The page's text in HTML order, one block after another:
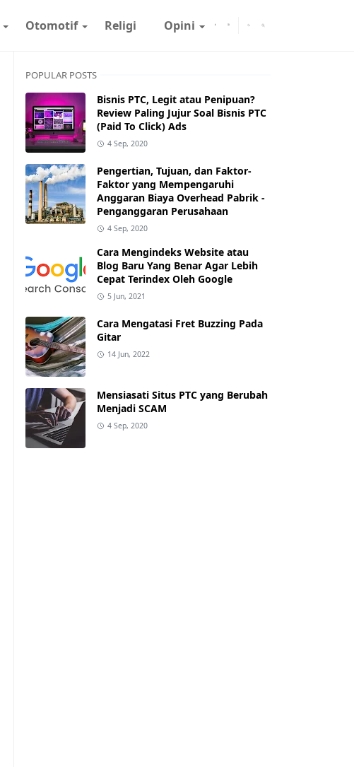
Otomotif Religi Opini
POPULAR POSTS
Bisnis PTC, Legit atau Penipuan?
Review Paling Jujur Soal Bisnis PTC
(Paid To Click) Ads
4 Sep, 2020
Pengertian, Tujuan, dan Faktor-
Faktor yang Mempengaruhi
Anggaran Biaya Overhead Pabrik -
Penganggaran Perusahaan
4 Sep, 2020
Cara Mengindeks Website atau
Blog Baru Yang Benar Agar Lebih
Cepat Terindex Oleh Google
5 Jun, 2021
Cara Mengatasi Fret Buzzing Pada
Gitar
14 Jun, 2022
Mensiasati Situs PTC yang Berubah
Menjadi SCAM
4 Sep, 2020